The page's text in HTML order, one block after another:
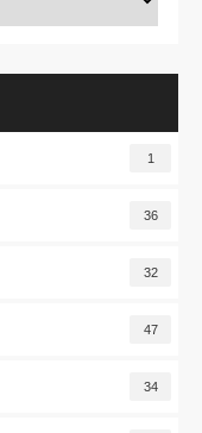
1
36
32
47
34